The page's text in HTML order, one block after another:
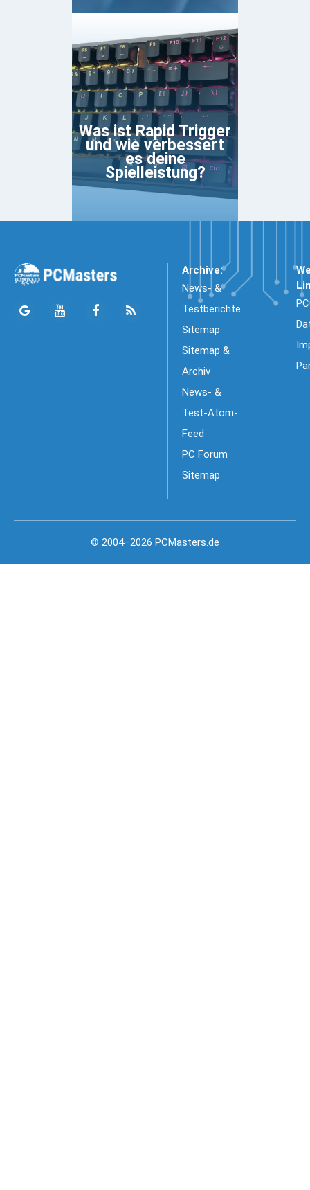
Was ist Rapid Trigger
und wie verbessert
es deine
Spielleistung?
Archive:
News- &
Testberichte
Sitemap
Sitemap &
Archiv
News- &
Test-Atom-
Feed
PC Forum
Sitemap
© 2004–2026 PCMasters.de